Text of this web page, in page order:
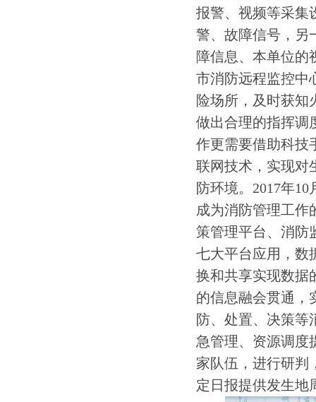
报警、视频等采集
警、故障信号，另
障信息、本单位的
市消防远程监控中
险场所，及时获知
做出合理的指挥调
作更需要借助科技
联网技术，实现对
防环境。2017年
成为消防管理工作
策管理平台、消防
七大平台应用，数
换和共享实现数据
的信息融会贯通，
防、处置、决策等
急管理、资源调度
家队伍，进行研判
定日报提供发生地